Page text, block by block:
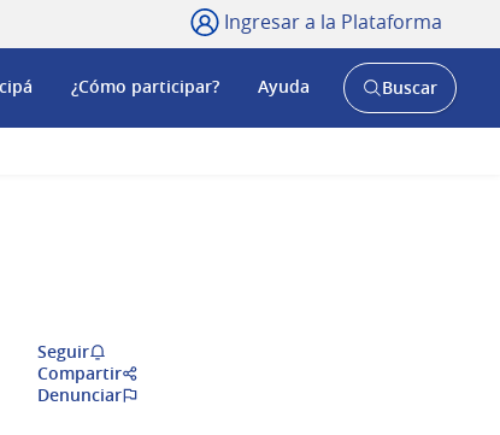
Ingresar a la Plataforma
¿Cómo participar? Ayuda
AbrirBuscar
Seguir
Compartir
Denunciar